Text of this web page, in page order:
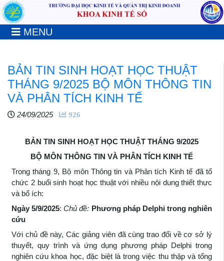
MENU
BẢN TIN SINH HOẠT HỌC THUẬT
THÁNG 9/2025 BỘ MÔN THÔNG TIN
VÀ PHÂN TÍCH KINH TẾ
24/09/2025 926
BẢN TIN SINH HOẠT HỌC THUẬT THÁNG 9/2025
BỘ MÔN THÔNG TIN VÀ PHÂN TÍCH KINH TẾ
Trong tháng 9, Bộ môn Thông tin và Phân tích Kinh tế đã tổ
chức 2 buổi sinh hoạt học thuật với nhiều nội dung thiết thực
và bổ ích:
Ngày 5/9/2025:Chủ đề: Phương pháp Delphi trong nghiên
cứu
Với chủ đề này, Các giảng viên đã cùng trao đổi về cơ sở lý
thuyết, quy trình và ứng dụng phương pháp Delphi trong
nghiên cứu khoa học, đặc biệt là trong việc thu thập và tổng